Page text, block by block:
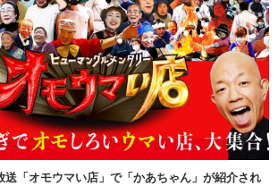
送「オモウマい店」で「かあちゃん」が紹介され